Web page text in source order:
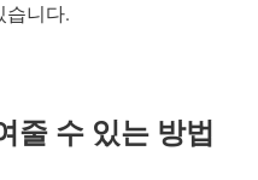
습니다.
줄 수 있는 방법